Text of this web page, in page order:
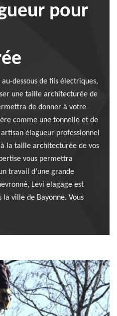
pour
dessous de fils électriques,
une taille architecturée de
de donner à votre
comme une tonnelle et de
élagueur professionnel
la taille architecturée de vos
vous permettra
travail d’une grande
Levi elagage est
la ville de Bayonne. Vous